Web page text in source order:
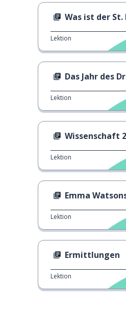
Was ist der
Lektion
Das Jahr des
Lektion
Wissenschaft 2
Lektion
Emma Watsons Rede
Lektion
Ermittlungen
Lektion